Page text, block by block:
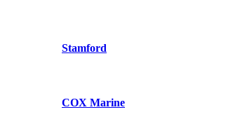
Stamford
COX Marine